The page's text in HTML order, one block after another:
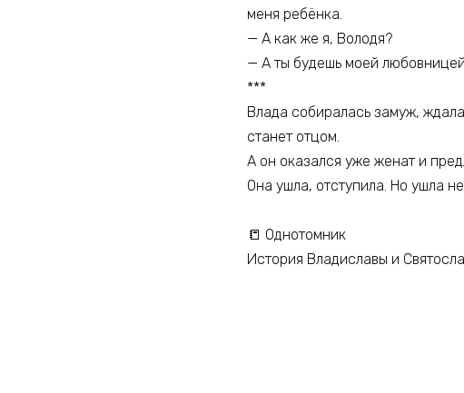
меня ребёнка.
— А как же я, Володя?
— А ты будешь моей
***
Влада собиралась замуж,
станет отцом.
А он оказался уже женат и
Она ушла, отступила. Но ушла
📒 Однотомник
История Владиславы и